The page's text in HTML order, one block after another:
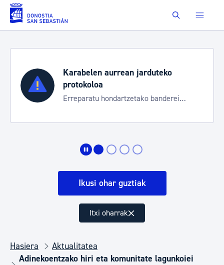
Eduki nagusira joan Buscar
Karabelen aurrean jarduteko
protokoloa
Erreparatu hondartzetako banderei
Ikusi ohar guztiak
Itxi oharrak
Hasiera
Aktualitatea
Adinekoentzako hiri eta komunitate lagunkoiei